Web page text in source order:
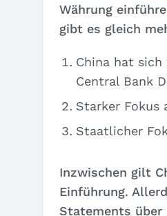
Währung
gibt es gleich
China hat
Central Bank
Starker Fokus
Staatlicher
Inzwischen gilt
Einführung.
Statements über